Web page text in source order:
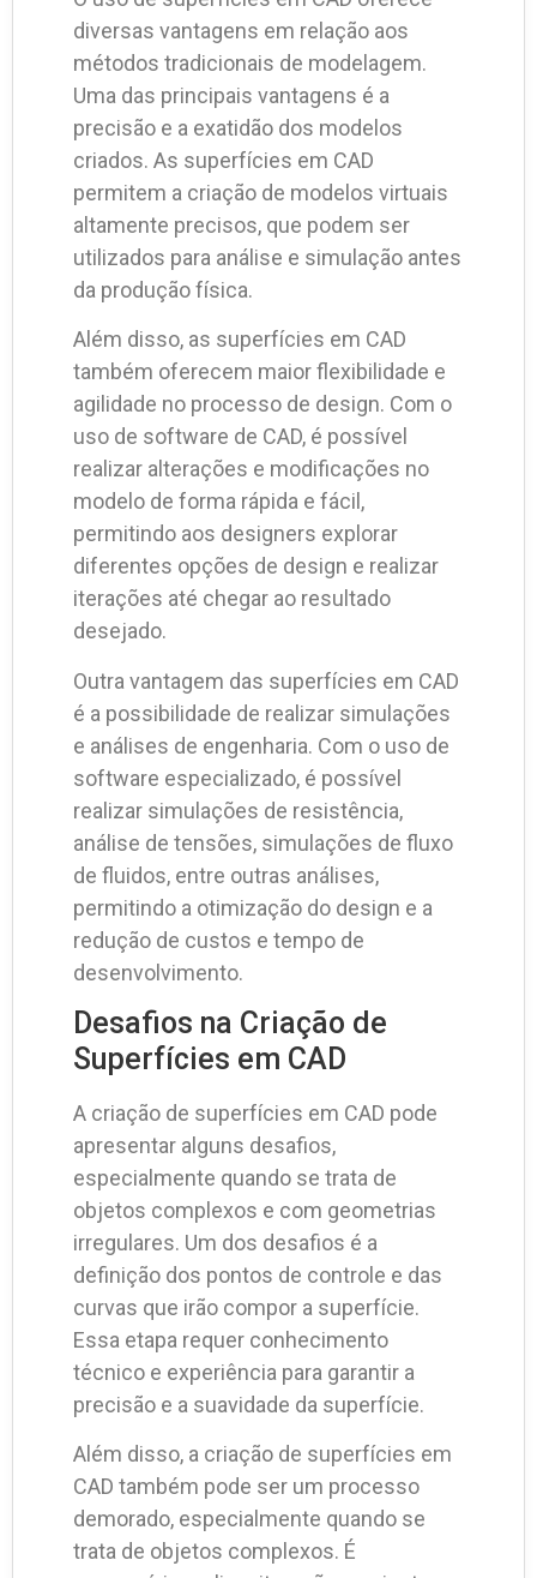
diversas vantagens em relação aos
métodos tradicionais de modelagem.
Uma das principais vantagens é a
precisão e a exatidão dos modelos
criados. As superfícies em CAD
permitem a criação de modelos virtuais
altamente precisos, que podem ser
utilizados para análise e simulação antes
da produção física.
Além disso, as superfícies em CAD
também oferecem maior flexibilidade e
agilidade no processo de design. Com o
uso de software de CAD, é possível
realizar alterações e modificações no
modelo de forma rápida e fácil,
permitindo aos designers explorar
diferentes opções de design e realizar
iterações até chegar ao resultado
desejado.
Outra vantagem das superfícies em CAD
é a possibilidade de realizar simulações
e análises de engenharia. Com o uso de
software especializado, é possível
realizar simulações de resistência,
análise de tensões, simulações de fluxo
de fluidos, entre outras análises,
permitindo a otimização do design e a
redução de custos e tempo de
desenvolvimento.
Desafios na Criação de
Superfícies em CAD
A criação de superfícies em CAD pode
apresentar alguns desafios,
especialmente quando se trata de
objetos complexos e com geometrias
irregulares. Um dos desafios é a
definição dos pontos de controle e das
curvas que irão compor a superfície.
Essa etapa requer conhecimento
técnico e experiência para garantir a
precisão e a suavidade da superfície.
Além disso, a criação de superfícies em
CAD também pode ser um processo
demorado, especialmente quando se
trata de objetos complexos. É